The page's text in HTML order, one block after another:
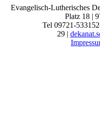
Evangelisch-Lutherisches
Platz 18 |
Tel 09721-
29 |